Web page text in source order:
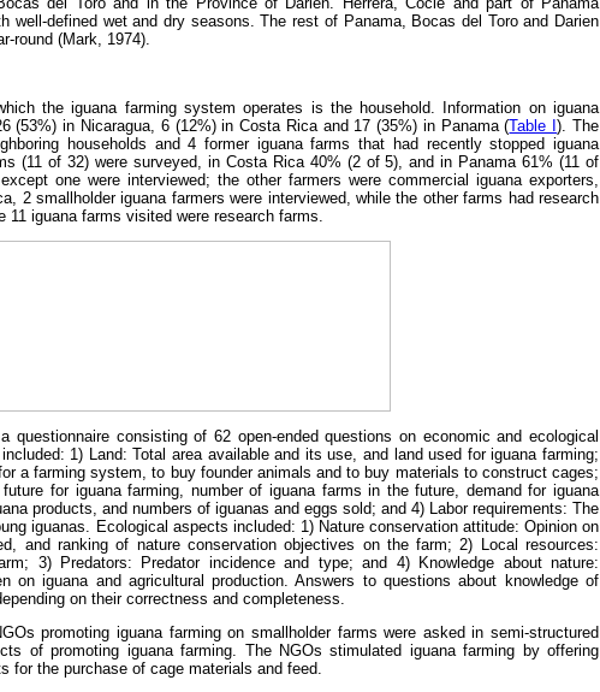
well-defined wet and dry seasons. The rest of Panama, Bocas del Toro and Darien
round (Mark, 1974).
the iguana farming system operates is the household. Information on iguana
(53%) in Nicaragua, 6 (12%) in Costa Rica and 17 (35%) in Panama (Table I). The
households and 4 former iguana farms that had recently stopped iguana
(11 of 32) were surveyed, in Costa Rica 40% (2 of 5), and in Panama 61% (11 of
one were interviewed; the other farmers were commercial iguana exporters,
2 smallholder iguana farmers were interviewed, while the other farms had research
iguana farms visited were research farms.
questionnaire consisting of 62 open-ended questions on economic and ecological
1) Land: Total area available and its use, and land used for iguana farming;
a farming system, to buy founder animals and to buy materials to construct cages;
for iguana farming, number of iguana farms in the future, demand for iguana
products, and numbers of iguanas and eggs sold; and 4) Labor requirements: The
iguanas. Ecological aspects included: 1) Nature conservation attitude: Opinion on
and ranking of nature conservation objectives on the farm; 2) Local resources:
3) Predators: Predator incidence and type; and 4) Knowledge about nature:
on iguana and agricultural production. Answers to questions about knowledge of
on their correctness and completeness.
promoting iguana farming on smallholder farms were asked in semi-structured
of promoting iguana farming. The NGOs stimulated iguana farming by offering
for the purchase of cage materials and feed.